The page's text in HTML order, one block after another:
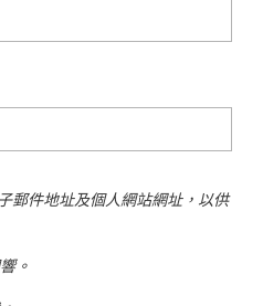
郵件地址及個人網站網址，以供
。